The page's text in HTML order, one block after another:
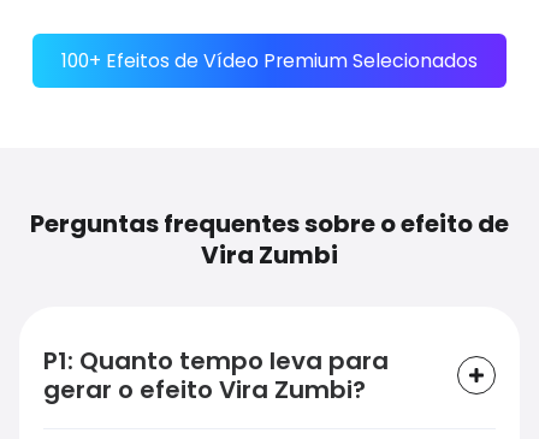
100+ Efeitos de Vídeo Premium Selecionados
Perguntas frequentes sobre o efeito de
Vira Zumbi
P1: Quanto tempo leva para
gerar o efeito Vira Zumbi?